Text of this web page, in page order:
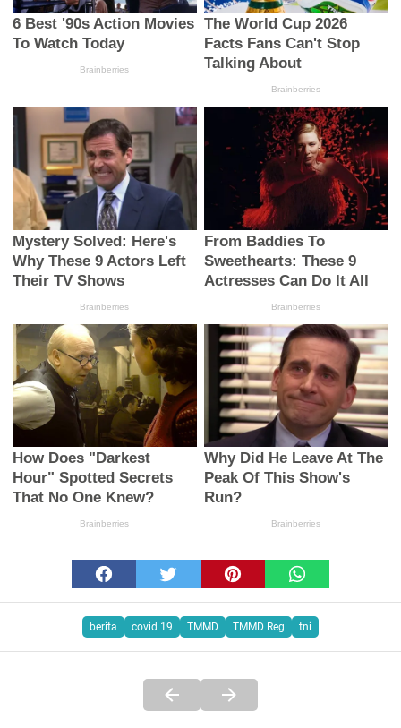
berita covid 19 TMMD TMMD Reg tni